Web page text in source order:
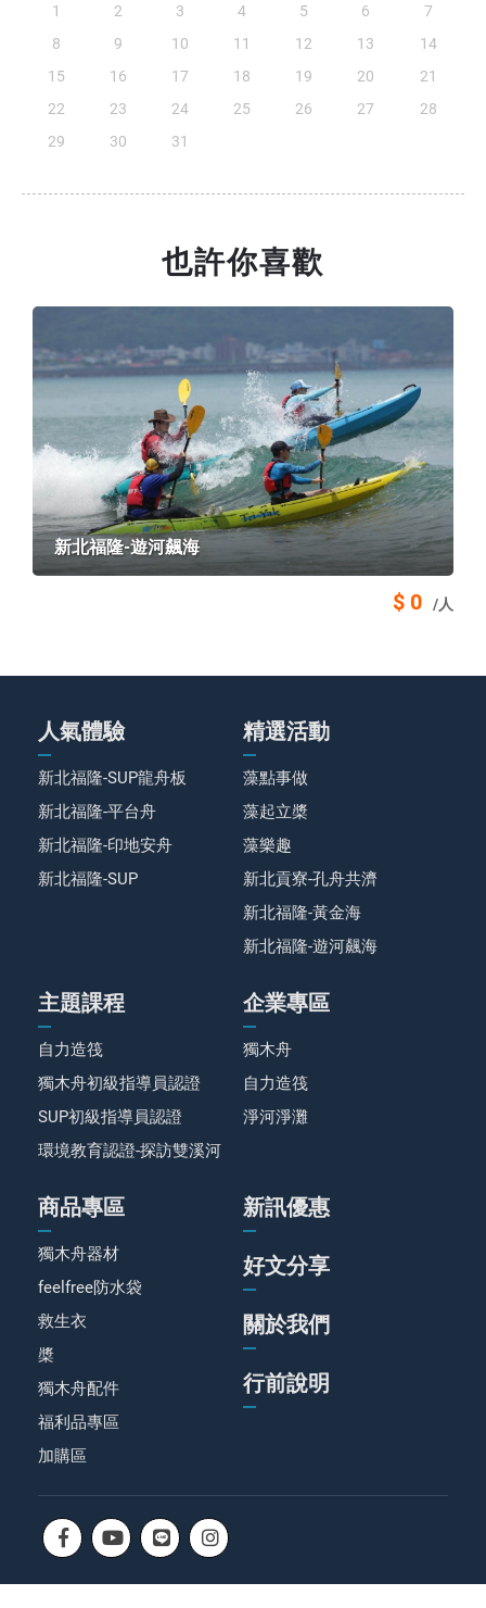
1 2 3 4 5 6
7
8
9 10 11 12 13
14
15
16 17 18 19 20
21
22
23 24 25 26 27
28
29
30 31
也許你喜歡
新北福隆-遊河飆海
$ 0 /人
人氣體驗
新北福隆-SUP龍舟板
新北福隆-平台舟
新北福隆-印地安舟
新北福隆-SUP
精選活動
藻點事做
藻起立槳
藻樂趣
新北貢寮-孔舟共濟
新北福隆-黃金海
新北福隆-遊河飆海
主題課程
自力造筏
獨木舟初級指導員認證
SUP初級指導員認證
環境教育認證-探訪雙溪河
企業專區
獨木舟
自力造筏
淨河淨灘
商品專區
獨木舟器材
feelfree防水袋
救生衣
槳
獨木舟配件
福利品專區
加購區
新訊優惠
好文分享
關於我們
行前說明